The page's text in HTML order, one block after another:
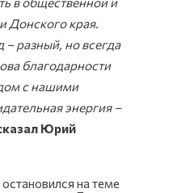
Донского края.
– разный, но всегда
благодарности
с нашими
энергия –
Юрий
на теме